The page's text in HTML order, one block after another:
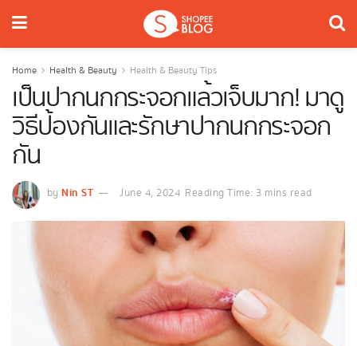
Home Health & Beauty Health & Beauty Tips
เป็นปากนกกระจอกแล้วเจ็บมาก! มาดู
วิธีป้องกันและรักษาปากนกกระจอก
กัน
by Nin ST June 4, 2024 Reading Time: 3 mins read